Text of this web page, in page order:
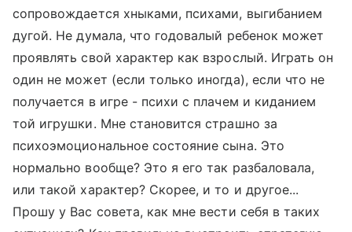
сопровождается хныками, психами, выгибанием
дугой. Не думала, что годовалый ребенок может
проявлять свой характер как взрослый. Играть он
один не может (если только иногда), если что не
получается в игре - психи с плачем и киданием
той игрушки. Мне становится страшно за
психоэмоциональное состояние сына. Это
нормально вообще? Это я его так разбаловала,
или такой характер? Скорее, и то и другое...
Прошу у Вас совета, как мне вести себя в таких